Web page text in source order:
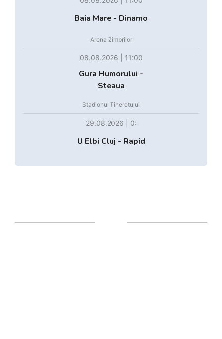
Baia Mare - Dinamo
Arena Zimbrilor
08.08.2026 | 11:00
Gura Humorului -
Steaua
Stadionul Tineretului
29.08.2026 | 0:
U Elbi Cluj - Rapid